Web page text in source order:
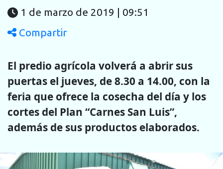
1 de marzo de 2019 | 09:51
Compartir
El predio agrícola volverá a abrir sus
puertas el jueves, de 8.30 a 14.00, con la
feria que ofrece la cosecha del día y los
cortes del Plan “Carnes San Luis”,
además de sus productos elaborados.